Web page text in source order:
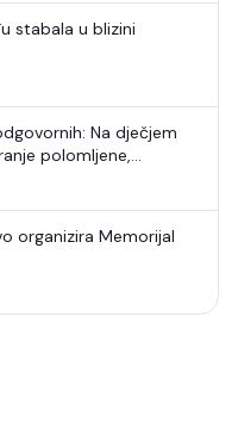
stabala u blizini
Na dječjem
polomljene,
organizira Memorijal